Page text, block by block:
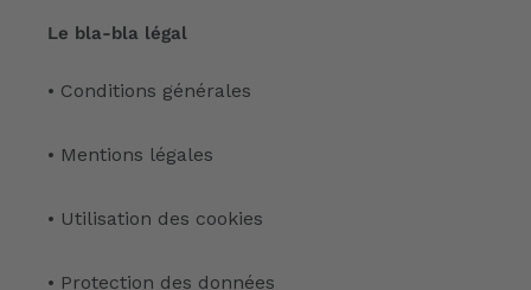
Le bla-bla légal
• Conditions générales
• Mentions légales
• Utilisation des cookies
• Protection des données